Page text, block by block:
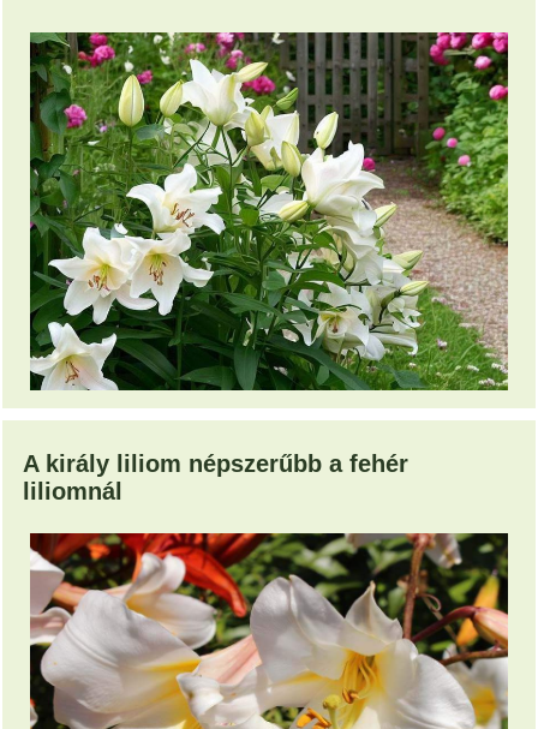
A király liliom népszerűbb a fehér
liliomnál